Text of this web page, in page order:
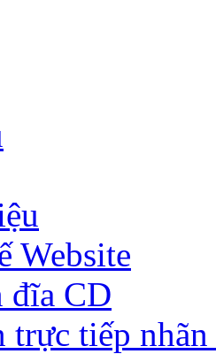
Website
đĩa CD
trực tiếp